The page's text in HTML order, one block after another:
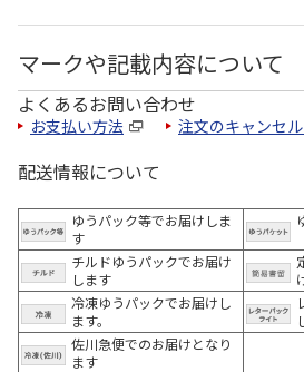
マークや記載内容について
よくあるお問い合わせ
お支払い方法 注文のキャンセ
配送情報について
ゆうパック等でお届けしま
す
チルドゆうパックでお届け
します
冷凍ゆうパックでお届けし
ます。
佐川急便でのお届けとなり
ます